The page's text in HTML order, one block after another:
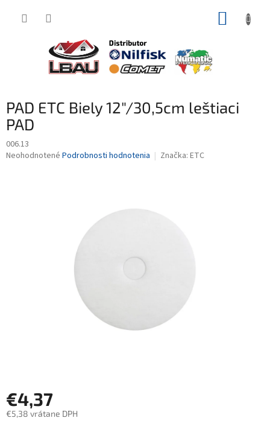
PAD ETC Biely 12"/30,5cm leštiaci
PAD
006.13
Priemerné
Neohodnotené Podrobnosti hodnotenia Značka: ETC
€4,37
€5,38 vrátane DPH